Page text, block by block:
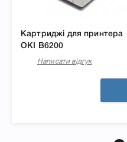
Картриджі для принтера
OKI B6200
Написати відгук